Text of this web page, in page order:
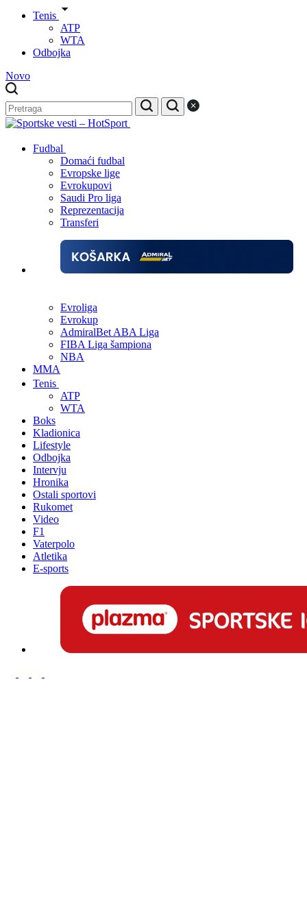
Tenis
ATP
WTA
Odbojka
Novo
Fudbal
Domaći fudbal
Evropske lige
Evrokupovi
Saudi Pro liga
Reprezentacija
Transferi
Evroliga
Evrokup
AdmiralBet ABA Liga
FIBA Liga šampiona
NBA
MMA
Tenis
ATP
WTA
Boks
Kladionica
Lifestyle
Odbojka
Intervju
Hronika
Ostali sportovi
Rukomet
Video
F1
Vaterpolo
Atletika
E-sports